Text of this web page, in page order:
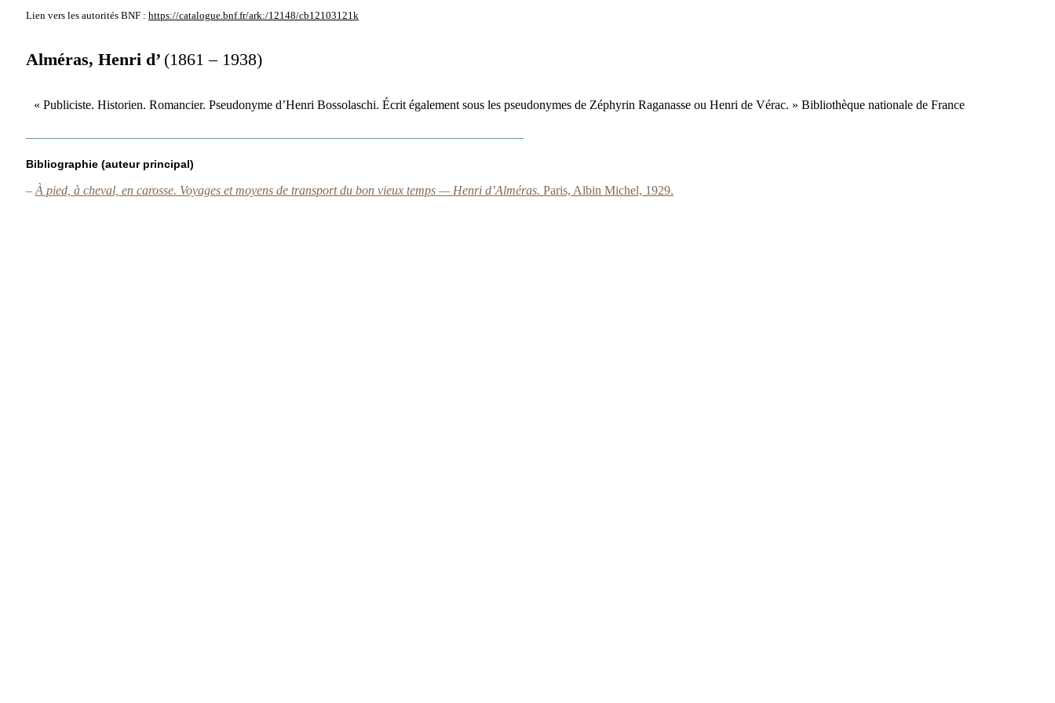
Lien vers les autorités BNF : https://catalogue.bnf.fr/ark:/12148/cb12103121k
Alméras, Henri d’ (1861 – 1938)
« Publiciste. Historien. Romancier. Pseudonyme d’Henri Bossolaschi. Écrit également sous les pseudonymes de Zéphyrin Raganasse ou Henri de Vérac. » Bibliothèque nationale de France
Bibliographie (auteur principal)
– À pied, à cheval, en carosse. Voyages et moyens de transport du bon vieux temps — Henri d’Alméras. Paris, Albin Michel, 1929.